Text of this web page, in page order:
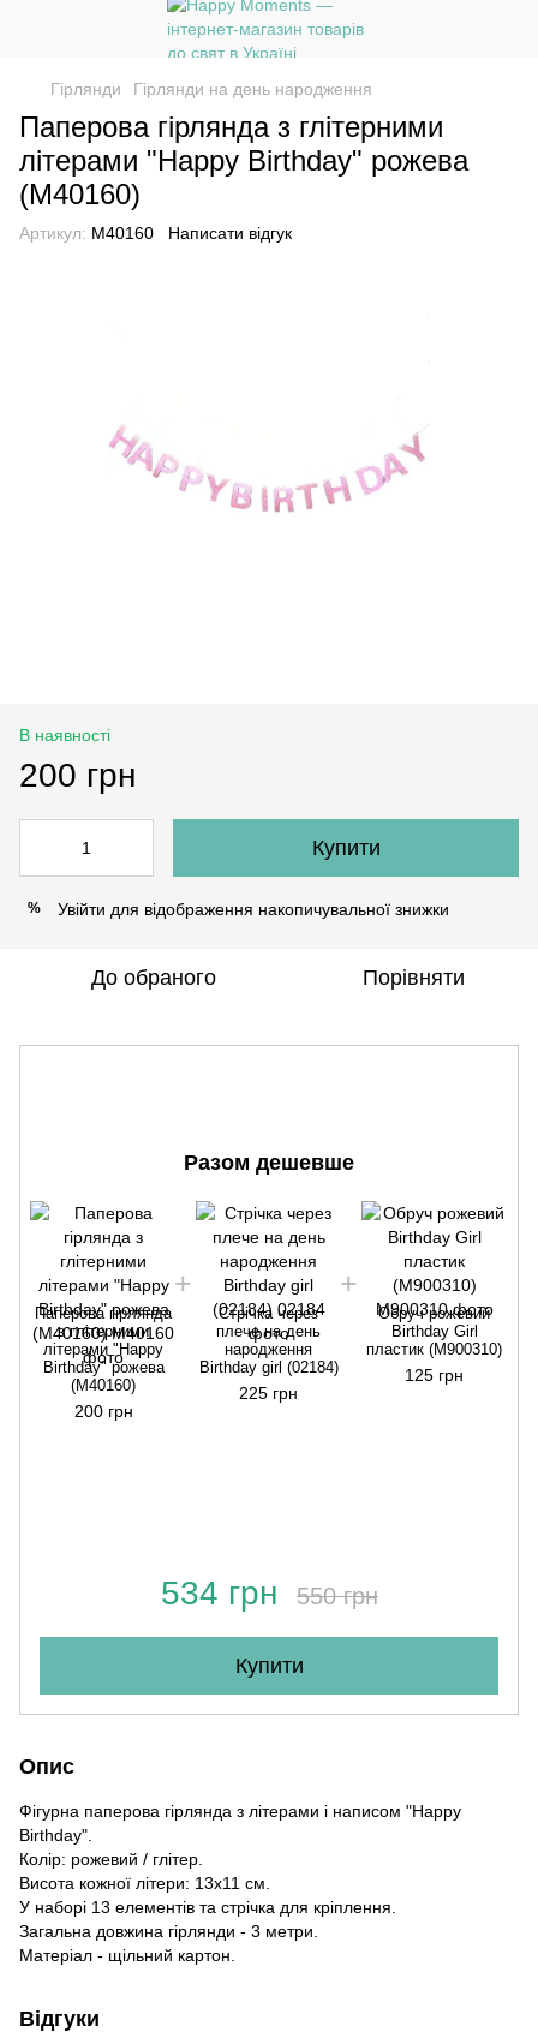
Гірлянди Гірлянди на день народження
Паперова гірлянда з глітерними
літерами "Happy Birthday" рожева
(M40160)
Артикул: M40160 Написати відгук
В наявності
200 грн
Купити
% Увійти для відображення накопичувальної знижки
До обраного Порівняти
Разом дешевше
Паперова гірлянда
з глітерними
літерами "Happy
Birthday" рожева
(M40160)
200 грн
Стрічка через
плече на день
народження
Birthday girl (02184)
225 грн
Обруч рожевий
Birthday Girl
пластик (M900310)
125 грн
534 грн 550 грн
Купити
Опис
Фігурна паперова гірлянда з літерами і написом "Happy
Birthday".
Колір: рожевий / глітер.
Висота кожної літери: 13х11 см.
У наборі 13 елементів та стрічка для кріплення.
Загальна довжина гірлянди - 3 метри.
Матеріал - щільний картон.
Відгуки